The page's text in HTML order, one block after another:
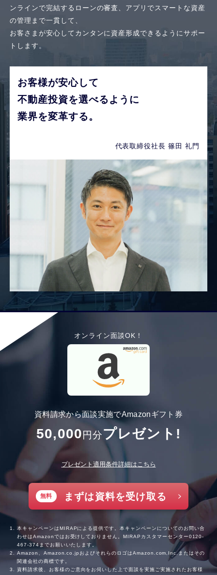
ンラインで完結するローンの審査、アプリでスマートな資産
の管理まで一貫して、
お客さまが安心してカンタンに資産形成できるようにサポー
トします。
お客様が安心して
不動産投資を選べるように
業界を変革する。
代表取締役社長 篠田 礼門
オンライン面談OK！
資料請求から面談実施でAmazonギフト券
50,000円分プレゼント!
プレゼント適用条件詳細はこちら
無料 まずは資料を受け取る
本キャンペーンはMIRAPによる提供です。本キャンペーンについてのお問い合
わせはAmazonではお受けしておりません。MIRAPカスタマーセンター0120-
467-374までお願いいたします。
Amazon、Amazon.co.jpおよびそれらのロゴはAmazon.com,Inc.またはその
関連会社の商標です。
資料請求後、お客様のご意向をお伺いした上で面談を実施ご実施されたお客様